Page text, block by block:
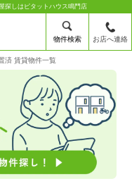
探しはピタットハウス鳴門店
物件検索 お店へ連絡
済 賃貸物件一覧